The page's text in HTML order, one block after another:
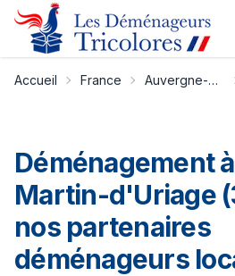
Accueil France Auvergne-Rhône-Alpes
Déménagement
Martin-d'Uriage
nos partenaires
déménageurs